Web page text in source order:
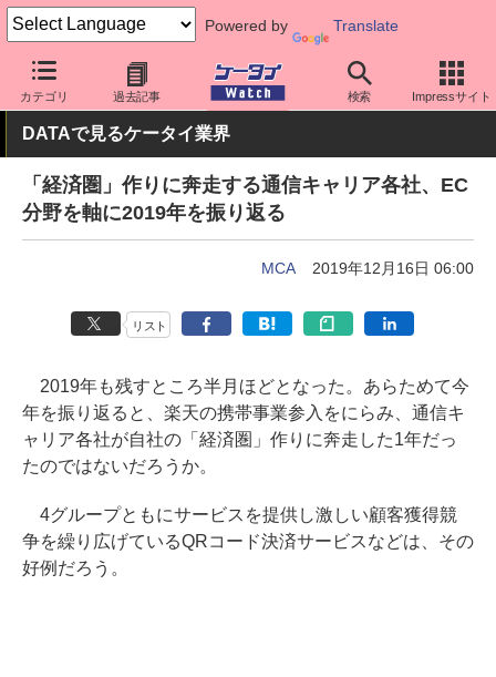
Powered by Translate
カテゴリ 過去記事 検索 Impressサイト
ケータイ Watch 業界動向 調査
DATAで見るケータイ業界
「経済圏」作りに奔走する通信キャリア各社、EC
分野を軸に2019年を振り返る
MCA 2019年12月16日 06:00
リスト
2019年も残すところ半月ほどとなった。あらためて今
年を振り返ると、楽天の携帯事業参入をにらみ、通信キ
ャリア各社が自社の「経済圏」作りに奔走した1年だっ
たのではないだろうか。
4グループともにサービスを提供し激しい顧客獲得競
争を繰り広げているQRコード決済サービスなどは、その
好例だろう。